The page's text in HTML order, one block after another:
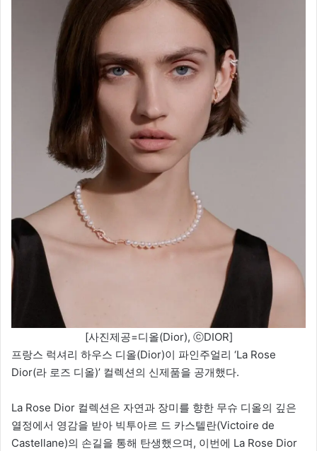
[사진제공=디올(Dior), ⓒDIOR]
프랑스 럭셔리 하우스 디올(Dior)이 파인주얼리 ‘La Rose
Dior(라 로즈 디올)’ 컬렉션의 신제품을 공개했다.
La Rose Dior 컬렉션은 자연과 장미를 향한 무슈 디올의 깊은
열정에서 영감을 받아 빅투아르 드 카스텔란(Victoire de
Castellane)의 손길을 통해 탄생했으며, 이번에 La Rose Dior